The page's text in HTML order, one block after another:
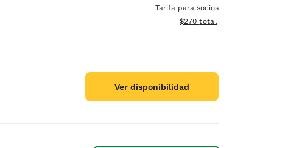
Tarifa para socios
Ver detalles del total
$270 total
Ver disponibilidad